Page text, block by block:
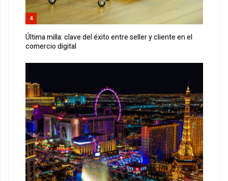
4
Última milla: clave del éxito entre seller y cliente en el
comercio digital